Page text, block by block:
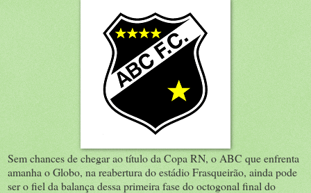
Sem chances de chegar ao título da Copa RN, o ABC que enfrenta
amanha o Globo, na reabertura do estádio Frasqueirão, ainda pode
ser o fiel da balança dessa primeira fase do octogonal final do